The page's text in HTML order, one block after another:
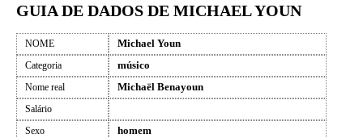
GUIA DE DADOS DE MICHAEL YOUN
NOME Michael Youn
Categoria músico
Nome real Michaël Benayoun
Salário
Sexo
homem